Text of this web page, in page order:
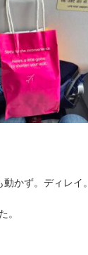
かず。ディレイ。
。